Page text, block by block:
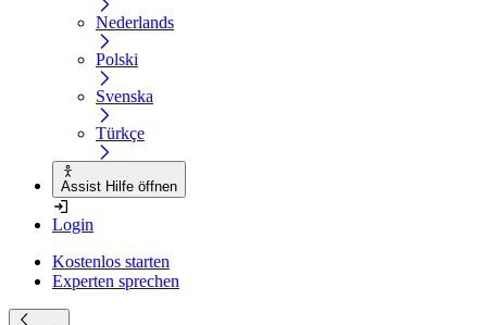
Nederlands
Polski
Svenska
Türkçe
Assist Hilfe öffnen
Login
Kostenlos starten
Experten sprechen